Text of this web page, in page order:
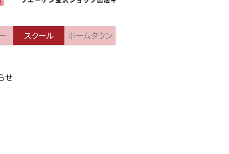
スクール ホームタウン
せ